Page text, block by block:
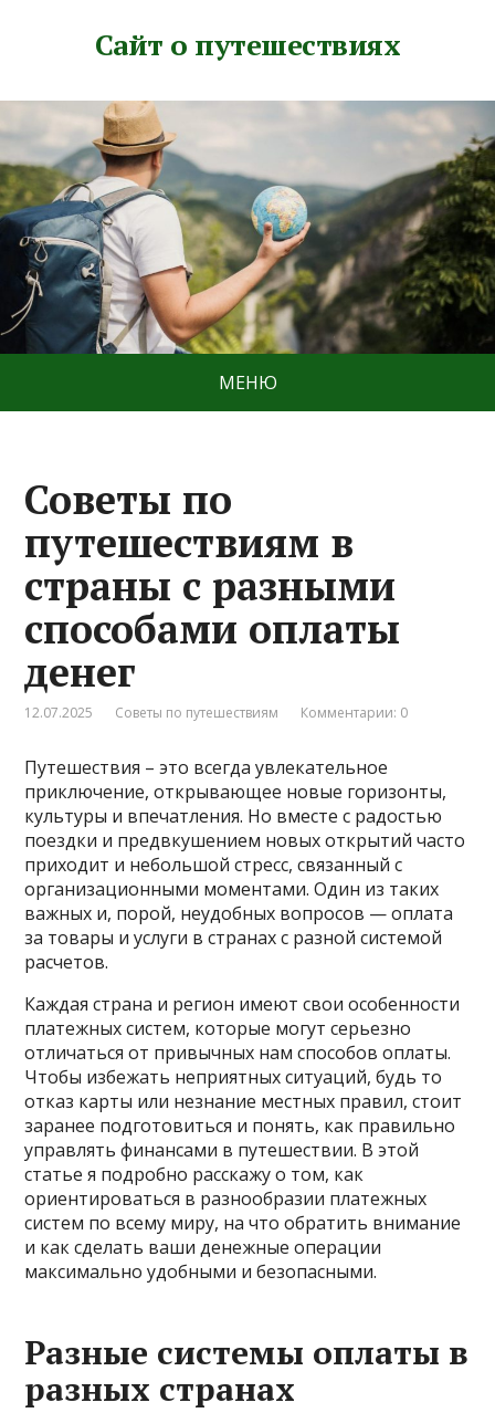
Сайт о путешествиях
МЕНЮ
Советы по
путешествиям в
страны с разными
способами оплаты
денег
12.07.2025 Советы по путешествиям Комментарии: 0
Путешествия – это всегда увлекательное
приключение, открывающее новые горизонты,
культуры и впечатления. Но вместе с радостью
поездки и предвкушением новых открытий часто
приходит и небольшой стресс, связанный с
организационными моментами. Один из таких
важных и, порой, неудобных вопросов — оплата
за товары и услуги в странах с разной системой
расчетов.
Каждая страна и регион имеют свои особенности
платежных систем, которые могут серьезно
отличаться от привычных нам способов оплаты.
Чтобы избежать неприятных ситуаций, будь то
отказ карты или незнание местных правил, стоит
заранее подготовиться и понять, как правильно
управлять финансами в путешествии. В этой
статье я подробно расскажу о том, как
ориентироваться в разнообразии платежных
систем по всему миру, на что обратить внимание
и как сделать ваши денежные операции
максимально удобными и безопасными.
Разные системы оплаты в
разных странах